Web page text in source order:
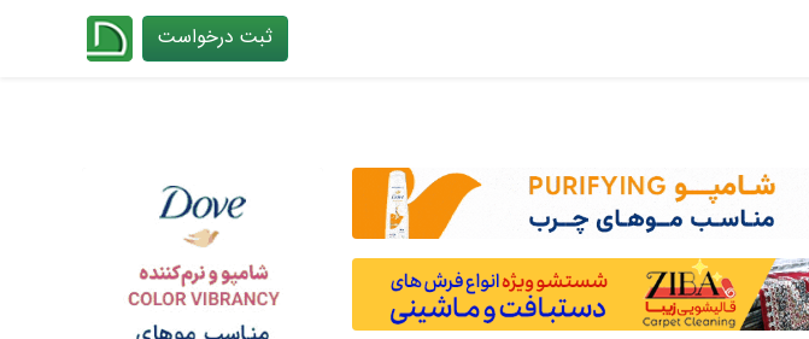
ثبت درخواست